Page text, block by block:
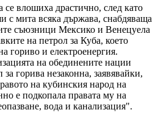
влошиха драстично, след като
с мита всяка държава, снабдяваща
съюзници Мексико и Венецуела
на петрол за Куба, което
гориво и електроенергия.
на обединените нации
горива незаконна, заявявайки,
на кубинския народ на
е подкопала правата му на
вода и канализация".